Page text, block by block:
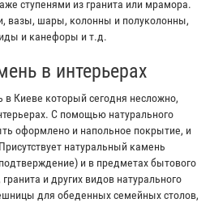
ступенями из гранита или мрамора.
вазы, шары, колонны и полуколонны,
и канефоры и т.д.
в интерьерах
Киеве который сегодня несложно,
С помощью натурального
оформлено и напольное покрытие, и
натуральный камень
и в предметах бытового
и других видов натурального
для обеденных семейных столов,